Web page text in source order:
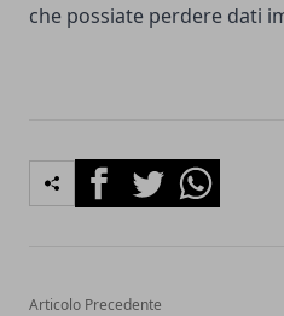
che possiate perdere dati
FacebookTwitterWhatsapp
Articolo Precedente